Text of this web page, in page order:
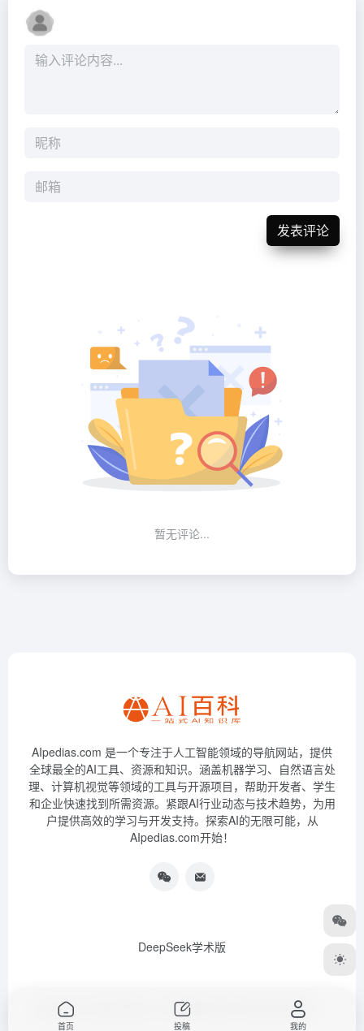
发表评论
暂无评论...
AIpedias.com 是一个专注于人工智能领域的导航网站，提供
全球最全的AI工具、资源和知识。涵盖机器学习、自然语言处
理、计算机视觉等领域的工具与开源项目，帮助开发者、学生
和企业快速找到所需资源。紧跟AI行业动态与技术趋势，为用
户提供高效的学习与开发支持。探索AI的无限可能，从
AIpedias.com开始！
DeepSeek学术版
Copyright © 2026 AIPedias｜AI导航网 浙ICP备2023026385号-3
首页 投稿 我的